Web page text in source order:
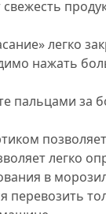
легко
нажать
пальцами за
легко
в
перевозить